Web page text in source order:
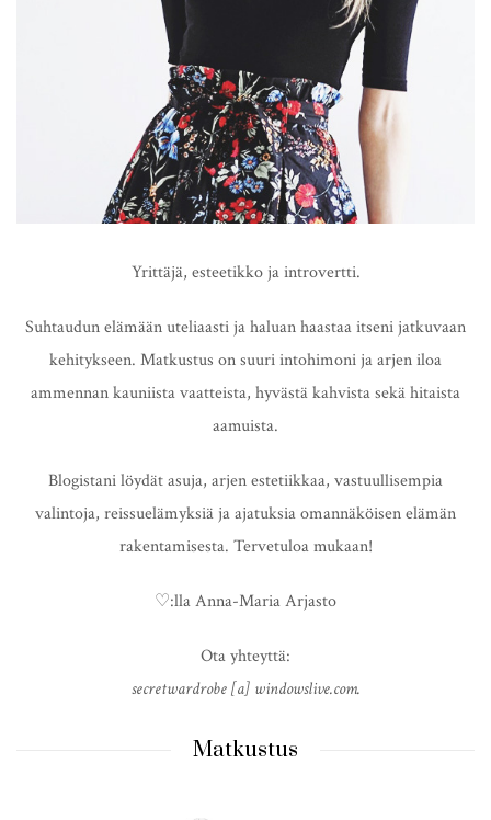
Yrittäjä, esteetikko ja introvertti.
Suhtaudun elämään uteliaasti ja haluan haastaa itseni jatkuvaan
kehitykseen. Matkustus on suuri intohimoni ja arjen iloa
ammennan kauniista vaatteista, hyvästä kahvista sekä hitaista
aamuista.
Blogistani löydät asuja, arjen estetiikkaa, vastuullisempia
valintoja, reissuelämyksiä ja ajatuksia omannäköisen elämän
rakentamisesta. Tervetuloa mukaan!
♡:lla Anna-Maria Arjasto
Ota yhteyttä:
secretwardrobe [a] windowslive.com.
Matkustus